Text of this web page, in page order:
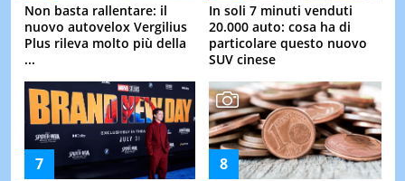
Non basta rallentare: il
nuovo autovelox Vergilius
Plus rileva molto più della
...
In soli 7 minuti venduti
20.000 auto: cosa ha di
particolare questo nuovo
SUV cinese